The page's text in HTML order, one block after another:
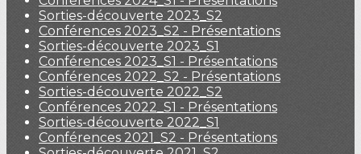
Sorties-découverte 2023_S2
Conférences 2023_S2 - Présentations
Sorties-découverte 2023_S1
Conférences 2023_S1 - Présentations
Conférences 2022_S2 - Présentations
Sorties-découverte 2022_S2
Conférences 2022_S1 - Présentations
Sorties-découverte 2022_S1
Conférences 2021_S2 - Présentations